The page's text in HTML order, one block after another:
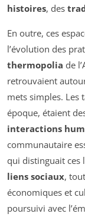
histoires, des
En outre, ces
l’évolution des
thermopolia de
retrouvaient
mets simples. Les
époque, étaient
interactions
communautaire
qui distinguait ces
liens sociaux,
économiques et
poursuivi avec